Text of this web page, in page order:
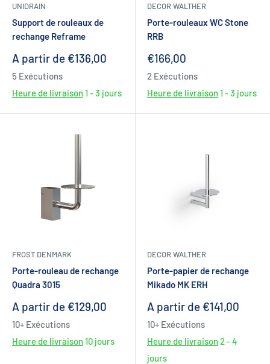
UNIDRAIN
Support de rouleaux de
rechange Reframe
Prix
réduit
A partir de €136,00
5 Exécutions
Heure de livraison1 - 3 jours
DECOR WALTHER
Porte-rouleaux WC Stone
RRB
Prix
€166,00
2 Exécutions
Heure de livraison1 - 3 jours
FROST DENMARK
Porte-rouleau de rechange
Quadra 3015
Prix
réduit
A partir de €129,00
10+ Exécutions
Heure de livraison10 jours
DECOR WALTHER
Porte-papier de rechange
Mikado MK ERH
Prix
réduit
A partir de €141,00
10+ Exécutions
Heure de livraison2 - 4
jours